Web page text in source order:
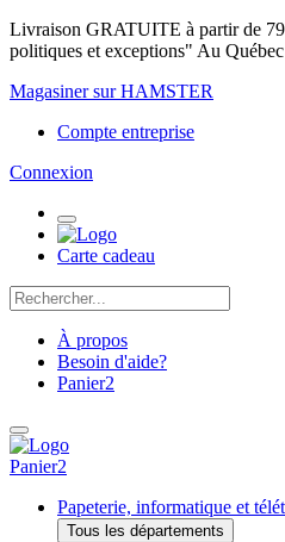
Livraison GRATUITE à partir de
politiques et exceptions" Au
Magasiner sur HAMSTER
Compte entreprise
Connexion
Carte cadeau
À propos
Besoin d'aide?
Panier2
Panier2
Papeterie, informatique et
Tous les départements